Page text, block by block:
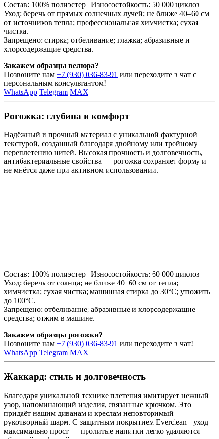
Состав: 100% полиэстер | Износостойкость: 50 000 циклов
Уход: беречь от прямых солнечных лучей; не ближе 40–60 см
от источников тепла; профессиональная химчистка; сухая
чистка.
Запрещено: стирка; отбеливание; глажка; абразивные и
хлорсодержащие средства.
Закажем образцы велюра?
Позвоните нам +7 (930) 036-83-91 или переходите в чат с
персональным консультантом!
WhatsApp Telegram MAX
Рогожка: глубина и комфорт
Надёжный и прочный материал с уникальной фактурной
текстурой, созданный благодаря двойному или тройному
переплетению нитей. Высокая прочность и долговечность,
антибактериальные свойства — рогожка сохраняет форму и
не мнётся даже при активном использовании.
Состав: 100% полиэстер | Износостойкость: 60 000 циклов
Уход: беречь от солнца; не ближе 40–60 см от тепла;
химчистка; сухая чистка; машинная стирка до 30°C; утюжить
до 100°C.
Запрещено: отбеливание; абразивные и хлорсодержащие
средства; отжим в машине.
Закажем образцы рогожки?
Позвоните нам +7 (930) 036-83-91 или переходите в чат!
WhatsApp Telegram MAX
Жаккард: стиль и долговечность
Благодаря уникальной технике плетения имитирует нежный
узор, напоминающий изделия, связанные крючком. Это
придаёт нашим диванам и креслам неповторимый
рукотворный шарм. С защитным покрытием Everclean+ уход
максимально прост — пролитые напитки легко удаляются